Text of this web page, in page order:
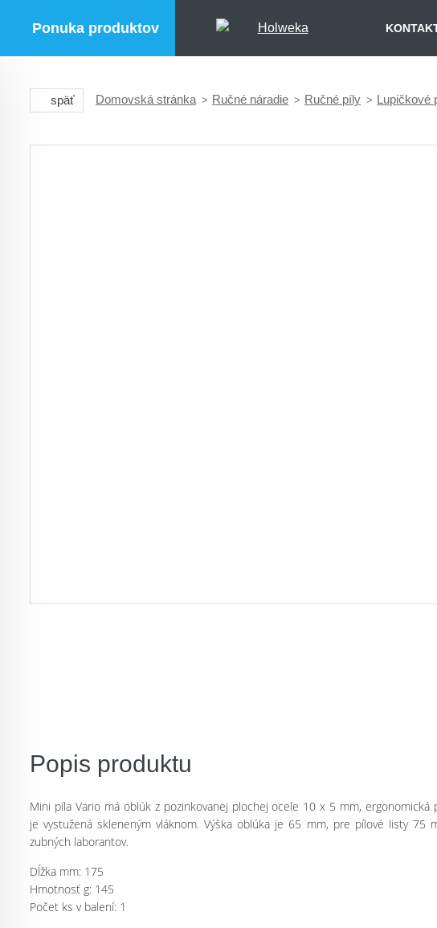
Ponuka produktov
späť Domovská stránka Ručné náradie Ručné píly Lupičkové
Popis produktu
Mini píla Vario má oblúk z pozinkovanej plochej ocele 10 x 5 mm, ergonomická
je vystužená skleneným vláknom. Výška oblúka je 65 mm, pre pílové listy 75
zubných laborantov.
Dĺžka mm: 175
Hmotnosť g: 145
Počet ks v balení: 1